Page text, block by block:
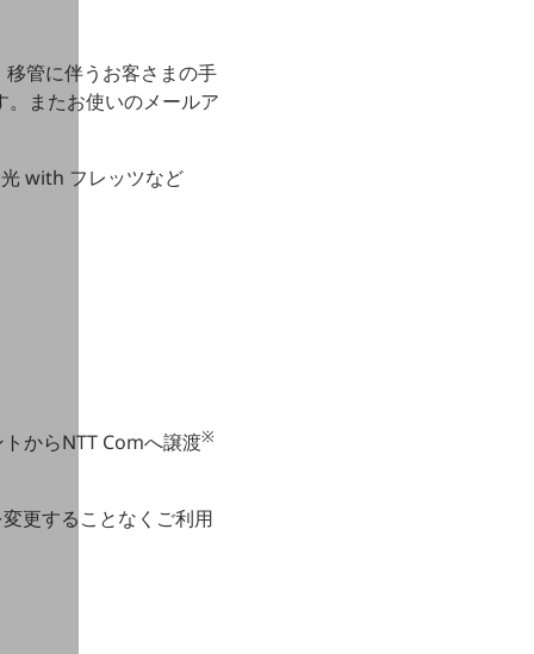
管に伴うお客さまの手
またお使いのメールア
with フレッツなど
からNTT Comへ譲渡※
更することなくご利用